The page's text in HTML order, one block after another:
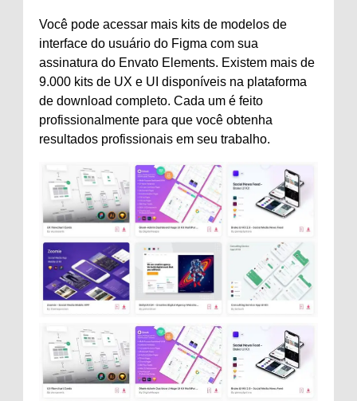
Você pode acessar mais kits de modelos de
interface do usuário do Figma com sua
assinatura do Envato Elements. Existem mais de
9.000 kits de UX e UI disponíveis na plataforma
de download completo. Cada um é feito
profissionalmente para que você obtenha
resultados profissionais em seu trabalho.